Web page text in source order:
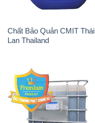
Chất Bảo Quản CMIT Thái
Lan Thailand